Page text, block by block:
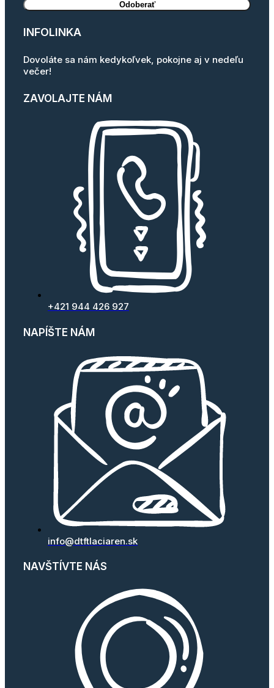
INFOLINKA
Dovoláte sa nám kedykoľvek, pokojne aj v nedeľu
večer!
ZAVOLAJTE NÁM
+421 944 426 927
NAPÍŠTE NÁM
info@dtftlaciaren.sk
NAVŠTÍVTE NÁS